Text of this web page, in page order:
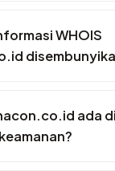
WHOIS
ada di